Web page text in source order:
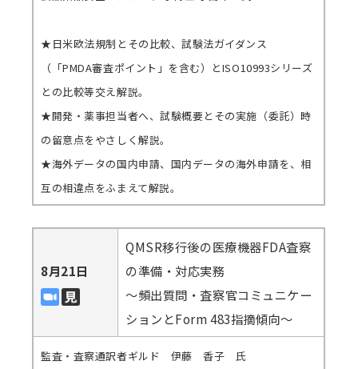
★日米欧法規制とその比較、試験法ガイダンス
（「PMDA審査ポイント」を含む）とISO10993シリーズ
との比較等交え解説。
★開発・薬事担当者へ、試験概要とその実施（委託）時
の留意点をやさしく解説。
★海外データの国内申請、国内データの海外申請を、相
互の相違点をふまえて解説。
8月21日
QMSR移行後の医療機器FDA査察
の準備・対応実務
～頻出質問・査察官コミュニケー
ションとForm 483指摘傾向～
監査・査察通訳者ギルド 伊藤 香子 氏